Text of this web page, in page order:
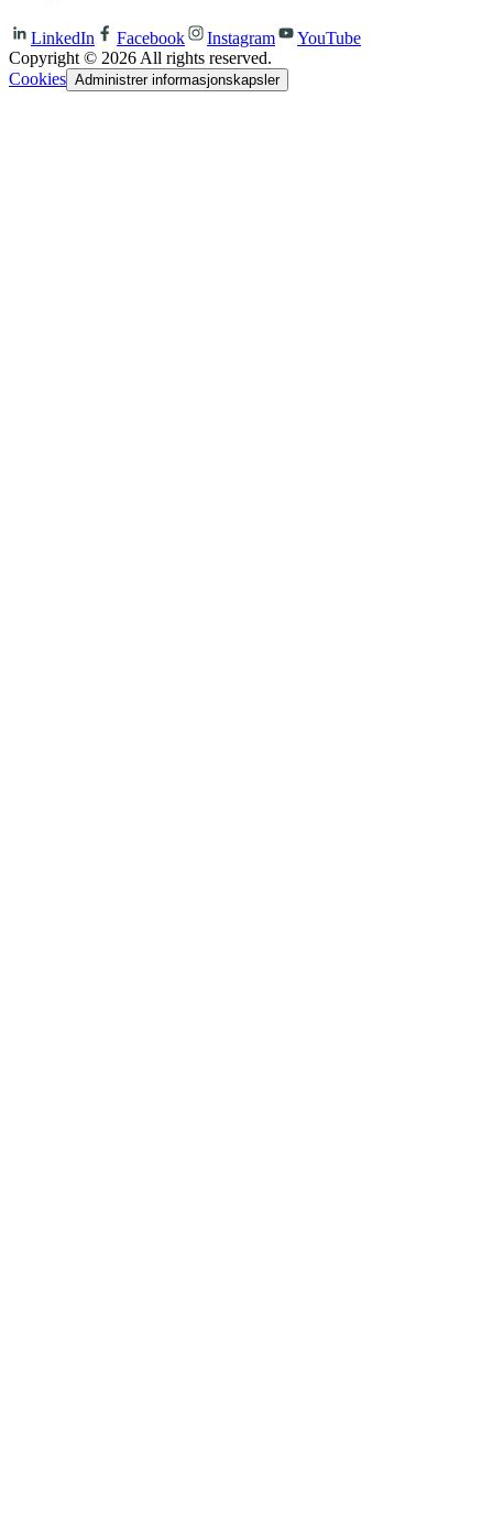
LinkedIn Facebook Instagram
YouTube
Copyright © 2026 All rights reserved.
Cookies Administrer informasjonskapsler